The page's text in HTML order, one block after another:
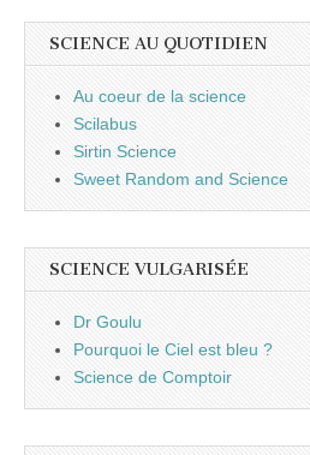
SCIENCE AU QUOTIDIEN
Au coeur de la science
Scilabus
Sirtin Science
Sweet Random and Science
SCIENCE VULGARISÉE
Dr Goulu
Pourquoi le Ciel est bleu ?
Science de Comptoir